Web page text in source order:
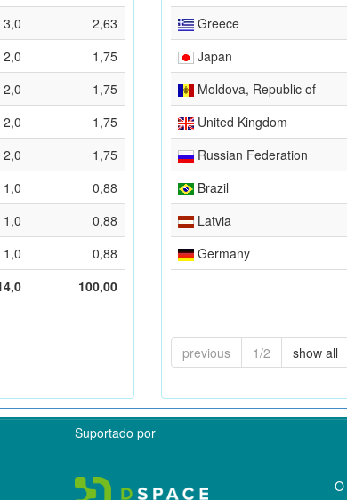
3,0
2,63
2,0
1,75
2,0
1,75
2,0
1,75
2,0
1,75
1,0
0,88
1,0
0,88
1,0
0,88
100,00
Greece
Japan
Moldova, Republic of
United Kingdom
Russian Federation
Brazil
Latvia
Germany
previous 1/2 show all
Suportado por